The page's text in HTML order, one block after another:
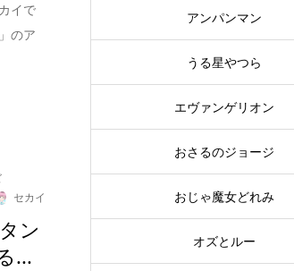
イで
のア
セカイ
ン
...
アンパンマン
うる星やつら
エヴァンゲリオン
おさるのジョージ
おじゃ魔女どれみ
オズとルー